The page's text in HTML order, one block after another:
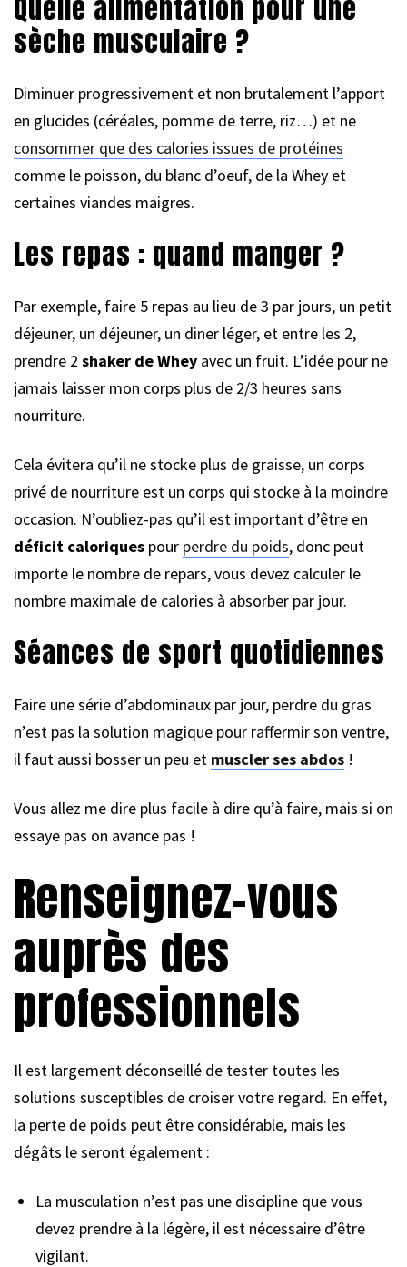
Quelle alimentation pour une
sèche musculaire ?
Diminuer progressivement et non brutalement l’apport
en glucides (céréales, pomme de terre, riz…) et ne
consommer que des calories issues de protéines
comme le poisson, du blanc d’oeuf, de la Whey et
certaines viandes maigres.
Les repas : quand manger ?
Par exemple, faire 5 repas au lieu de 3 par jours, un petit
déjeuner, un déjeuner, un diner léger, et entre les 2,
prendre 2 shaker de Whey avec un fruit. L’idée pour ne
jamais laisser mon corps plus de 2/3 heures sans
nourriture.
Cela évitera qu’il ne stocke plus de graisse, un corps
privé de nourriture est un corps qui stocke à la moindre
occasion. N’oubliez-pas qu’il est important d’être en
déficit caloriques pour perdre du poids, donc peut
importe le nombre de repars, vous devez calculer le
nombre maximale de calories à absorber par jour.
Séances de sport quotidiennes
Faire une série d’abdominaux par jour, perdre du gras
n’est pas la solution magique pour raffermir son ventre,
il faut aussi bosser un peu et muscler ses abdos !
Vous allez me dire plus facile à dire qu’à faire, mais si on
essaye pas on avance pas !
Renseignez-vous
auprès des
professionnels
Il est largement déconseillé de tester toutes les
solutions susceptibles de croiser votre regard. En effet,
la perte de poids peut être considérable, mais les
dégâts le seront également :
La musculation n’est pas une discipline que vous
devez prendre à la légère, il est nécessaire d’être
vigilant.